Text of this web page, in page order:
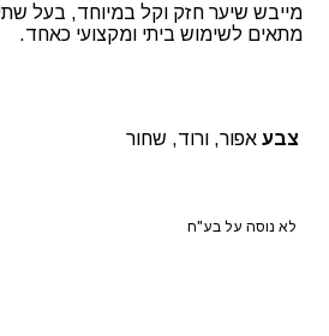
מייבש שיער חזק וקל במיוחד, בעל
מתאים לשימוש ביתי ומקצועי כאחד.
צבע אפור, ורוד, שחור
לא נוסה על בע"ח